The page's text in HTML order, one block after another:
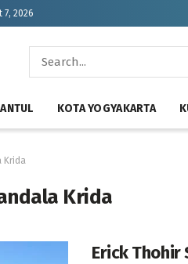
7, 2026
KOTA YOGYAKARTA
Krida
Krida
Erick Thohir